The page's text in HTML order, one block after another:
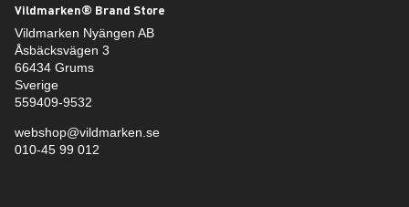
Vildmarken® Brand Store
Vildmarken Nyängen AB
Åsbäcksvägen 3
66434 Grums
Sverige
559409-9532
webshop@vildmarken.se
010-45 99 012